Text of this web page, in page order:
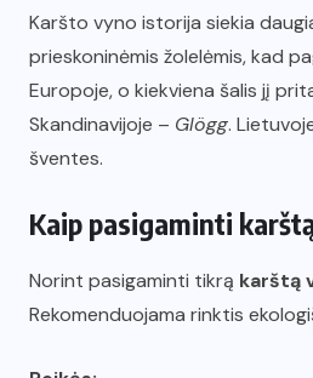
Karšto vyno istorija siekia
prieskoninėmis žolelėmis, kad
Europoje, o kiekviena šalis jį
Skandinavijoje – Glögg.
šventes.
Kaip pasigaminti
Norint pasigaminti tikrą karštą
Rekomenduojama rinktis